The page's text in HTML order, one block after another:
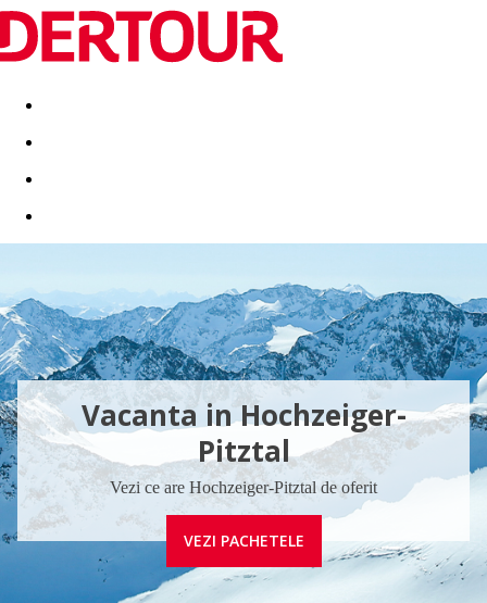
Destinatii Vacanta perfecta OFERTE DE NERATAT
Vacanta in Hochzeiger-
Pitztal
Vezi ce are Hochzeiger-Pitztal de oferit
VEZI PACHETELE